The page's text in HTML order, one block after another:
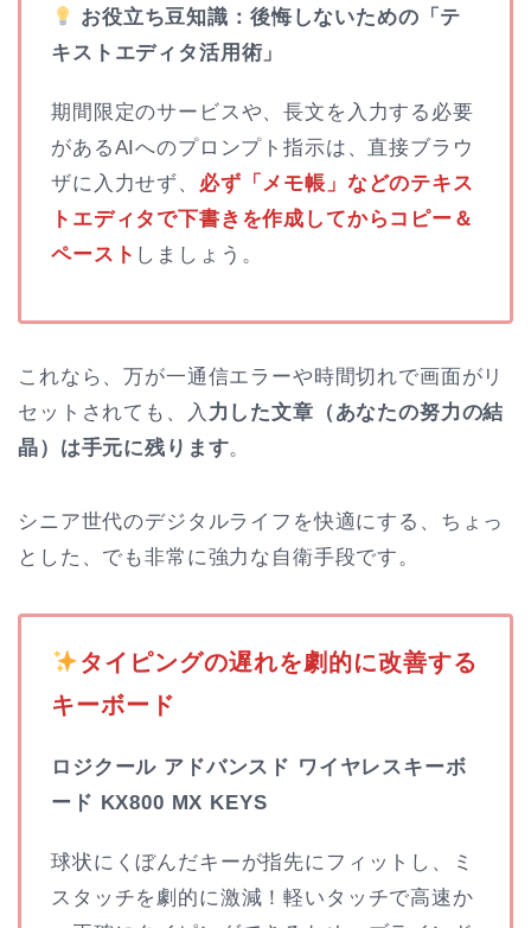
お役立ち豆知識：後悔しないための「テ
キストエディタ活用術」
期間限定のサービスや、長文を入力する必要
があるAIへのプロンプト指示は、直接ブラウ
ザに入力せず、 必ず「メモ帳」などのテキス
トエディタで下書きを作成してからコピー＆
ペースト しましょう。
これなら、万が一通信エラーや時間切れで画面がリ
セットされても、入 力した文章（あなたの努力の結
晶）は手元に残ります。
シニア世代のデジタルライフを快適にする、ちょっ
とした、でも非常に強力な自衛手段です。
タイピングの遅れを劇的に改善する
キーボード
ロジクール アドバンスド ワイヤレスキーボ
ード KX800 MX KEYS
球状にくぼんだキーが指先にフィットし、ミ
スタッチを劇的に激減！軽いタッチで高速か